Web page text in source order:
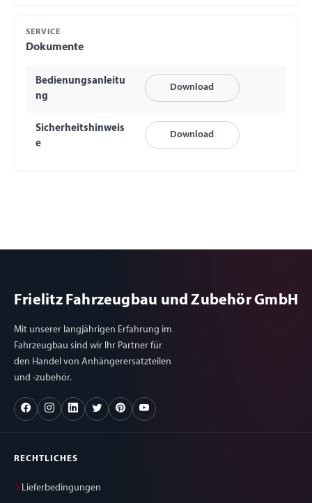
SERVICE
Dokumente
Bedienungsanleitu
ng
Download
Sicherheitshinweis
e
Download
Frielitz Fahrzeugbau und Zubehör GmbH
Mit unserer langjährigen Erfahrung im
Fahrzeugbau sind wir Ihr Partner für
den Handel von Anhängerersatzteilen
und -zubehör.
RECHTLICHES
Lieferbedingungen